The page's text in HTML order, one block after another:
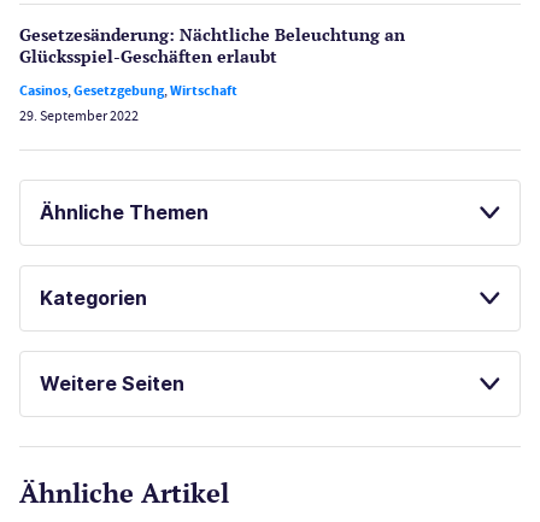
Gesetzes­änderung: Nächtliche Beleuch­tung an
Glücksspiel-Geschäften erlaubt
Casinos,Gesetzgebung,Wirtschaft
29. September 2022
Ähnliche Themen
SPORTWETTEN
SPIELAUTOMATEN ONLINE SPIELEN
KOSTENLOSE SPIELE
Kategorien
Gesetzgebung
Weitere Seiten
CasinoOnline.de
Ähnliche Artikel